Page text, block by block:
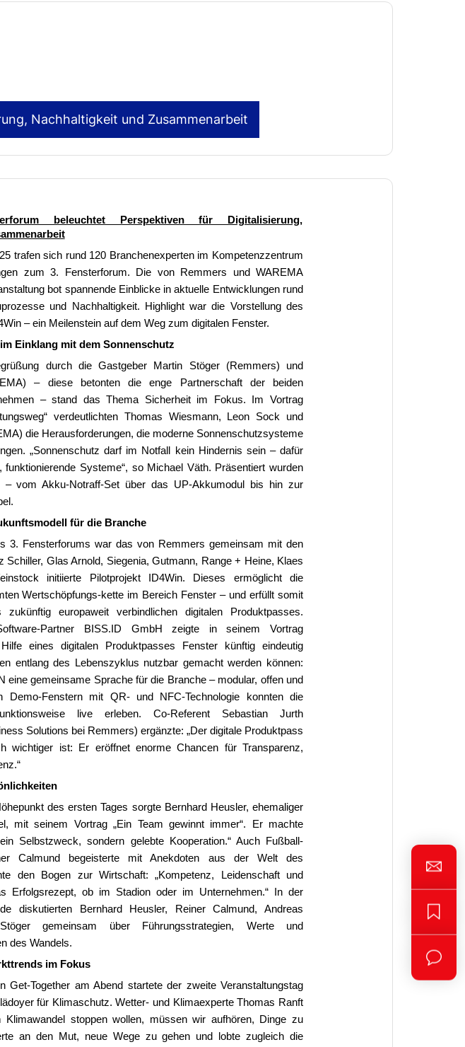
Nachhaltigkeit und Zusammenarbeit
beleuchtet Perspektiven für Digitalisierung,
trafen sich rund 120 Branchenexperten im Kompetenzzentrum
zum 3. Fensterforum. Die von Remmers und WAREMA
bot spannende Einblicke in aktuelle Entwicklungen rund
und Nachhaltigkeit. Highlight war die Vorstellung des
– ein Meilenstein auf dem Weg zum digitalen Fenster.
Einklang mit dem Sonnenschutz
durch die Gastgeber Martin Stöger (Remmers) und
– diese betonten die enge Partnerschaft der beiden
– stand das Thema Sicherheit im Fokus. Im Vortrag
verdeutlichten Thomas Wiesmann, Leon Sock und
die Herausforderungen, die moderne Sonnenschutzsysteme
„Sonnenschutz darf im Notfall kein Hindernis sein – dafür
funktionierende Systeme“, so Michael Väth. Präsentiert wurden
– vom Akku-Notraff-Set über das UP-Akkumodul bis hin zur
für die Branche
3. Fensterforums war das von Remmers gemeinsam mit den
Schiller, Glas Arnold, Siegenia, Gutmann, Range + Heine, Klaes
initiierte Pilotprojekt ID4Win. Dieses ermöglicht die
Wertschöpfungs-kette im Bereich Fenster – und erfüllt somit
zukünftig europaweit verbindlichen digitalen Produktpasses.
Partner BISS.ID GmbH zeigte in seinem Vortrag
eines digitalen Produktpasses Fenster künftig eindeutig
entlang des Lebenszyklus nutzbar gemacht werden können:
eine gemeinsame Sprache für die Branche – modular, offen und
Demo-Fenstern mit QR- und NFC-Technologie konnten die
live erleben. Co-Referent Sebastian Jurth
Solutions bei Remmers) ergänzte: „Der digitale Produktpass
wichtiger ist: Er eröffnet enorme Chancen für Transparenz,
des ersten Tages sorgte Bernhard Heusler, ehemaliger
mit seinem Vortrag „Ein Team gewinnt immer“. Er machte
Selbstzweck, sondern gelebte Kooperation.“ Auch Fußball-
Calmund begeisterte mit Anekdoten aus der Welt des
den Bogen zur Wirtschaft: „Kompetenz, Leidenschaft und
Erfolgsrezept, ob im Stadion oder im Unternehmen.“ In der
diskutierten Bernhard Heusler, Reiner Calmund, Andreas
gemeinsam über Führungsstrategien, Werte und
des Wandels.
im Fokus
Get-Together am Abend startete der zweite Veranstaltungstag
für Klimaschutz. Wetter- und Klimaexperte Thomas Ranft
Klimawandel stoppen wollen, müssen wir aufhören, Dinge zu
an den Mut, neue Wege zu gehen und lobte zugleich die